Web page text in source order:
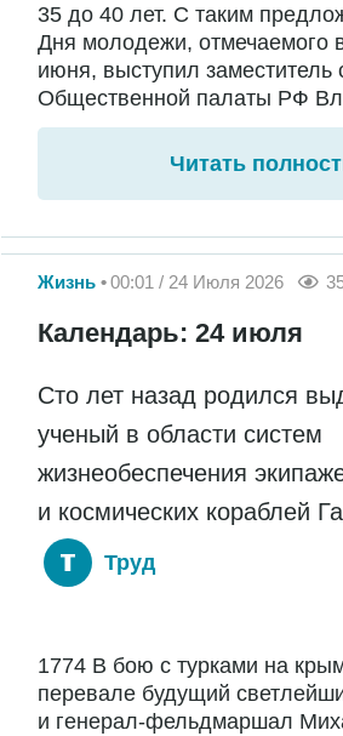
35 до 40 лет. С таким
Дня молодежи, отмечаемого
июня, выступил заместитель
Общественной палаты РФ
Читать
Жизнь 00:01 / 24 Июля 2026
Календарь: 24 июля
Сто лет назад родился
ученый в области систем
жизнеобеспечения
и космических кораблей
Труд
1774 В бою с турками на
перевале будущий
и генерал-фельдмаршал